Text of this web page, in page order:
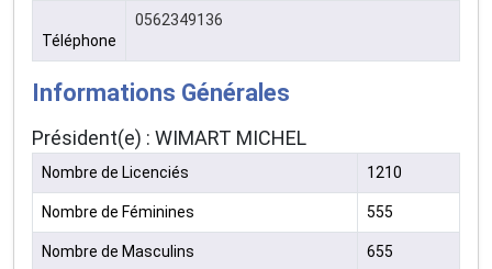
Téléphone
0562349136
Informations Générales
Président(e) : WIMART MICHEL
Nombre de Licenciés 1210
Nombre de Féminines 555
Nombre de Masculins 655